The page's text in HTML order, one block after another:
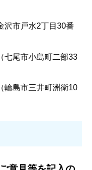
沢市戸水2丁目30番
七尾市小島町二部33
輪島市三井町洲衛10